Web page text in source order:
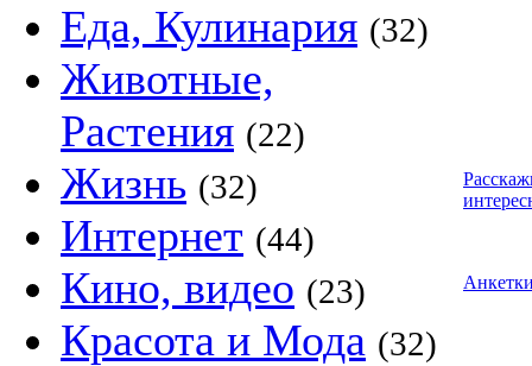
Еда, Кулинария (32)
Животные,
Растения (22)
Жизнь (32)
Интернет (44)
Кино, видео (23)
Красота и Мода (32)